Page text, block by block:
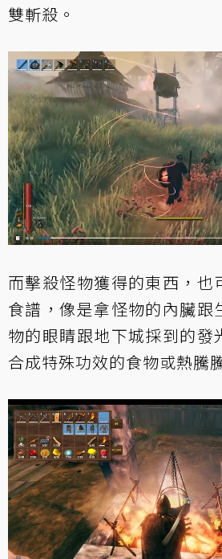
雙斬殺。
而擊殺怪物獲得的東西，也
食譜，像是拿怪物的內臟跟
物的眼睛跟地下城採到的發
合成特殊功效的食物或熱騰